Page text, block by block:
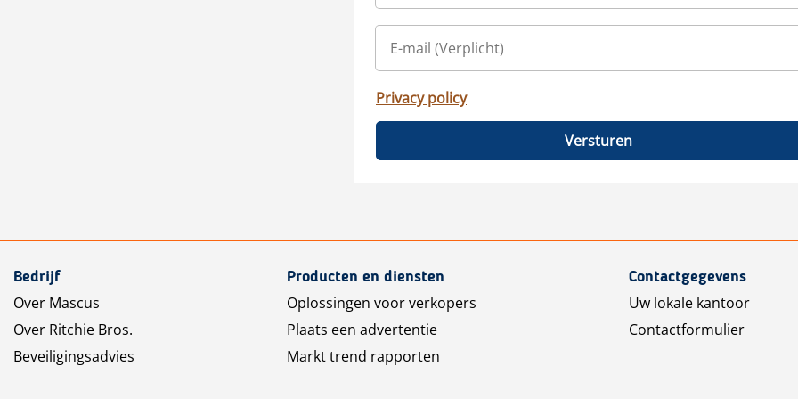
Privacy policy
Versturen
Bedrijf
Over Mascus
Over Ritchie Bros.
Beveiligingsadvies
Producten en diensten
Oplossingen voor verkopers
Plaats een advertentie
Markt trend rapporten
Contactgegevens
Uw lokale kantoor
Contactformulier